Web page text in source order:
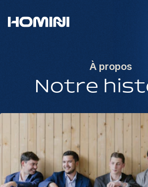
À propos
Notre